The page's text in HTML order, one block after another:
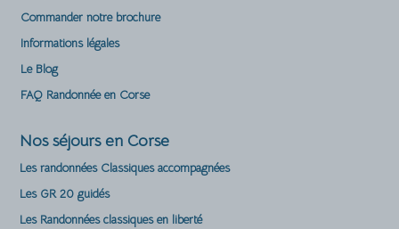
Commander notre brochure
Informations légales
Le Blog
FAQ Randonnée en Corse
Nos séjours en Corse
Les randonnées Classiques accompagnées
Les GR 20 guidés
Les Randonnées classiques en liberté